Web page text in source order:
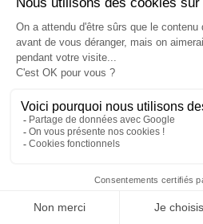
Pâte à tartiner mariage